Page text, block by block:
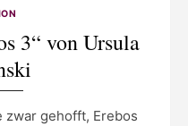
3“ von Ursula
zwar gehofft, Erebos